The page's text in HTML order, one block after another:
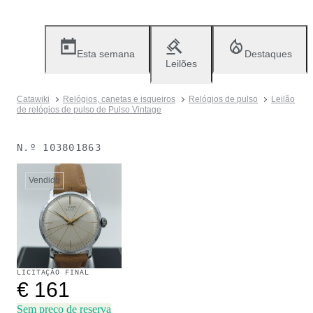
Esta semana
Leilões
Destaques
Catawiki Relógios, canetas e isqueiros Relógios de pulso
Leilão
de relógios de pulso de Pulso Vintage
N.º 103801863
Vendido
LICITAÇÃO FINAL
€ 161
Sem preço de reserva